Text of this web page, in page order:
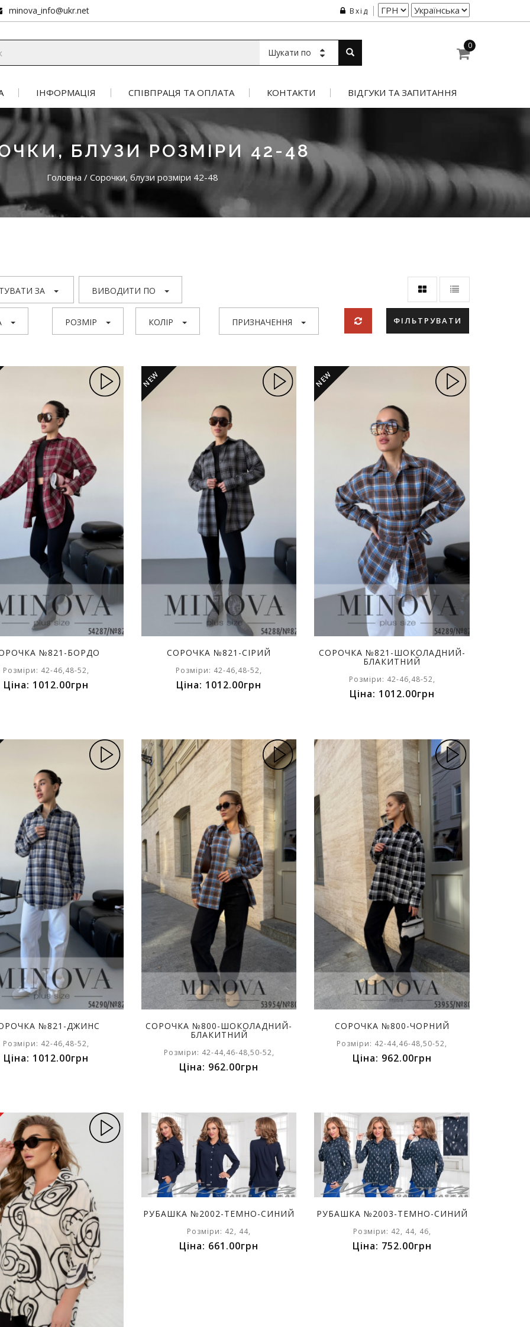
minova_info@ukr.net Вхід
Шукати по
0
ІНФОРМАЦІЯ СПІВПРАЦЯ ТА ОПЛАТА КОНТАКТИ ВІДГУКИ ТА ЗАПИТАННЯ
БЛУЗИ РОЗМІРИ 42-48
Головна / Сорочки, блузи розміри 42-48
ЗА ВИВОДИТИ ПО
РОЗМІР КОЛІР ПРИЗНАЧЕННЯ ФІЛЬТРУВАТИ
№821-БОРДО
Розміри: 42-46,48-52,
Ціна: 1012.00грн
NEW
СОРОЧКА №821-СІРИЙ
Розміри: 42-46,48-52,
Ціна: 1012.00грн
NEW
СОРОЧКА №821-ШОКОЛАДНИЙ-
БЛАКИТНИЙ
Розміри: 42-46,48-52,
Ціна: 1012.00грн
№821-ДЖИНС
Розміри: 42-46,48-52,
Ціна: 1012.00грн
СОРОЧКА №800-ШОКОЛАДНИЙ-
БЛАКИТНИЙ
Розміри: 42-44,46-48,50-52,
Ціна: 962.00грн
СОРОЧКА №800-ЧОРНИЙ
Розміри: 42-44,46-48,50-52,
Ціна: 962.00грн
РУБАШКА №2002-ТЕМНО-СИНИЙ
Розміри: 42, 44,
Ціна: 661.00грн
РУБАШКА №2003-ТЕМНО-СИНИЙ
Розміри: 42, 44, 46,
Ціна: 752.00грн